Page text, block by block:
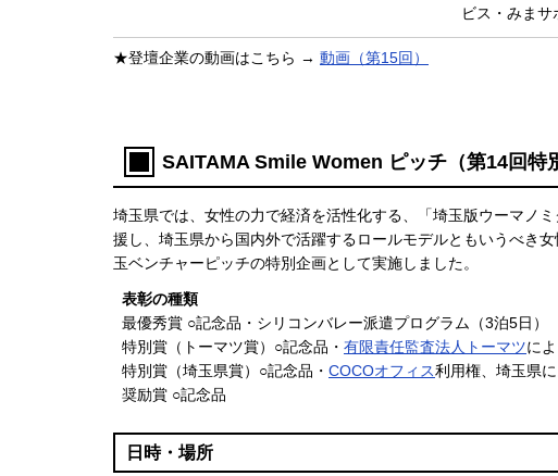
ビス・みま
★登壇企業の動画はこちら → 動画（第15回）
SAITAMA Smile Women ピッチ（第14回特
埼玉県では、女性の力で経済を活性化する、「埼玉版ウーマノ
援し、埼玉県から国内外で活躍するロールモデルともいうべき
玉ベンチャーピッチの特別企画として実施しました。
表彰の種類
最優秀賞 ○記念品・シリコンバレー派遣プログラム（3泊5日）
特別賞（トーマツ賞）○記念品・ 有限責任監査法人トーマツに
特別賞（埼玉県賞）○記念品・ COCOオフィス利用権、埼玉県
奨励賞 ○記念品
日時・場所